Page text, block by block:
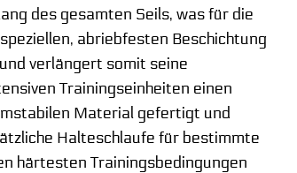
des gesamten Seils, was für die
abriebfesten Beschichtung
verlängert somit seine
Trainingseinheiten einen
Material gefertigt und
Halteschlaufe für bestimmte
härtesten Trainingsbedingungen